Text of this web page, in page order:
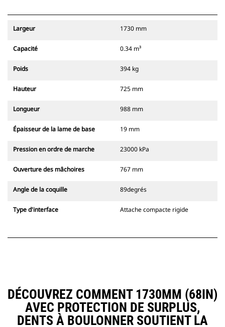
Largeur 1730 mm
Capacité 0.34 m³
Poids 394 kg
Hauteur 725 mm
Longueur 988 mm
Épaisseur de la lame de base 19 mm
Pression en ordre de marche 23000 kPa
Ouverture des mâchoires 767 mm
Angle de la coquille 89degrés
Type d'interface Attache compacte rigide
DÉCOUVREZ COMMENT 1730MM (68IN)
AVEC PROTECTION DE SURPLUS,
DENTS À BOULONNER SOUTIENT LA